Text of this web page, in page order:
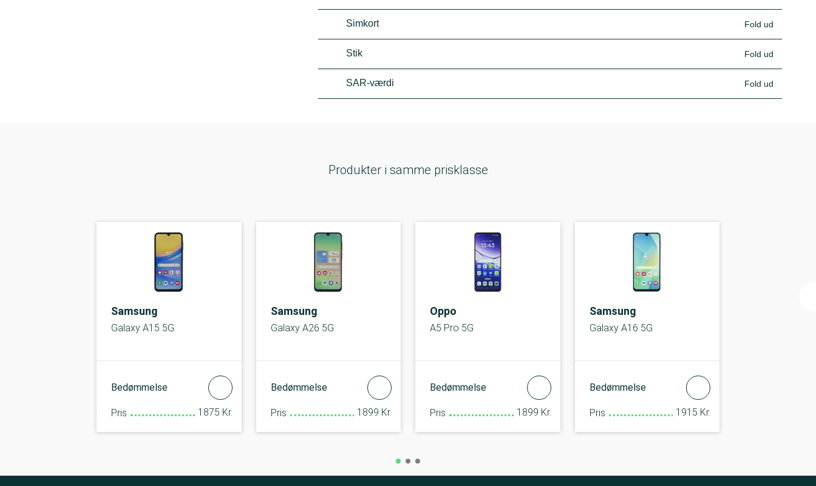
Simkort Fold ud
Stik Fold ud
SAR-værdi Fold ud
Produkter i samme prisklasse
Samsung
Galaxy A15 5G
Bedømmelse
Pris 1875 Kr.
Samsung
Galaxy A26 5G
Bedømmelse
Pris 1899 Kr.
Oppo
A5 Pro 5G
Bedømmelse
Pris 1899 Kr.
Samsung
Galaxy A16 5G
Bedømmelse
Pris 1915 Kr.